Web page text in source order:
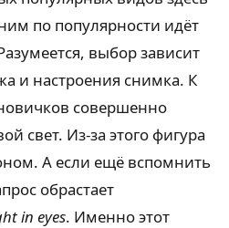
по популярности идёт
выбор зависит
и настроения снимка. К
совершенно
свет. Из-за этого фигура
А если ещё вспомнить
обрастает
in eyes. Именно этот